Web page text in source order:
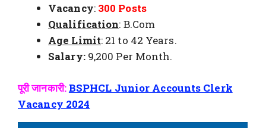
Vacancy: 300 Posts
Qualification: B.Com
Age Limit: 21 to 42 Years.
Salary:9,200 Per Month.
पूरी जानकारी:BSPHCL Junior Accounts Clerk
Vacancy 2024